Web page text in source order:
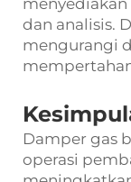
dan analisis.
mengurangi
Damper gas
operasi